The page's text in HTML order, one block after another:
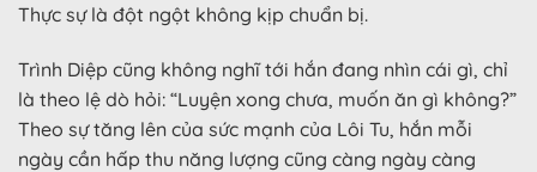
Thực sự là đột ngột không kịp chuẩn bị.
Trình Diệp cũng không nghĩ tới hắn đang nhìn cái gì, chỉ
là theo lệ dò hỏi: “Luyện xong chưa, muốn ăn gì không?”
Theo sự tăng lên của sức mạnh của Lôi Tu, hắn mỗi
ngày cần hấp thu năng lượng cũng càng ngày càng